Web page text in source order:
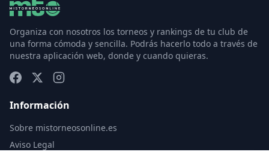
Organiza con nosotros los torneos y rankings de tu club de
una forma cómoda y sencilla. Podrás hacerlo todo a través de
nuestra aplicación web, donde y cuando quieras.
Información
Sobre mistorneosonline.es
Aviso Legal